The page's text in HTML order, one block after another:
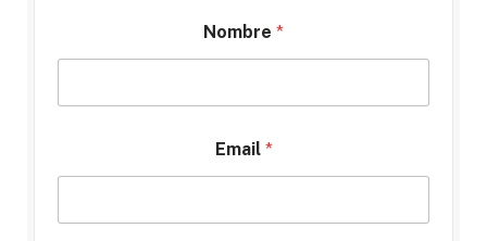
Nombre *
Email *